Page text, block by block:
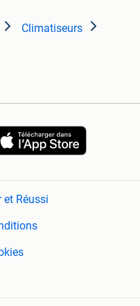
Climatiseurs
et Réussi